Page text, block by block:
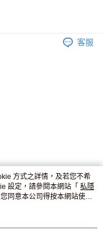
店，7天內取。逾期後
客服
方式之詳情，及若您不希
設定，請參閱本網站「 私隱
同意本公司得按本網站使用